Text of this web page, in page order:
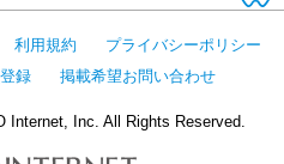
利用規約
プライバシーポリシー
録 掲載希望お問い合わせ
Internet, Inc. All Rights Reserved.